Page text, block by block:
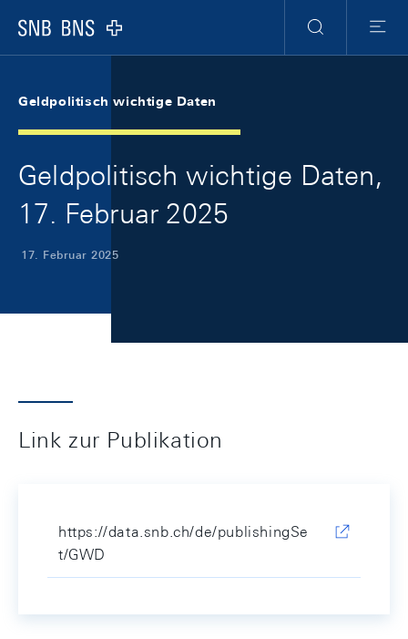
Logo
Suche
Menu
Geldpolitisch wichtige Daten
Geldpolitisch wichtige Daten,
17. Februar 2025
17. Februar 2025
Link zur Publikation
https://data.snb.ch/de/publishingSe
t/GWD